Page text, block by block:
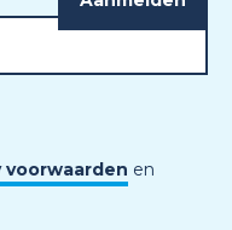
voorwaarden en